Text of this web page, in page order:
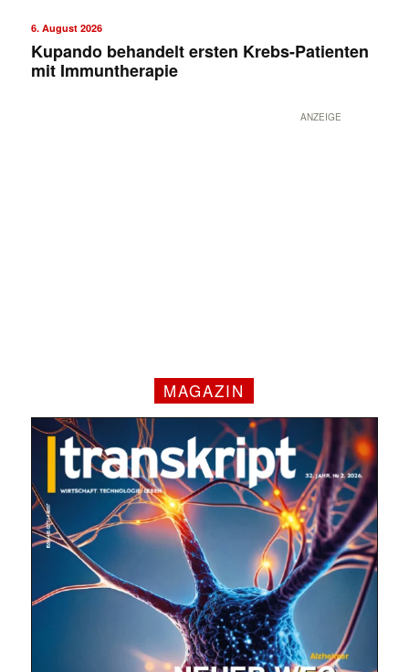
6. August 2026
Kupando behandelt ersten Krebs-Patienten
mit Immuntherapie
ANZEIGE
MAGAZIN